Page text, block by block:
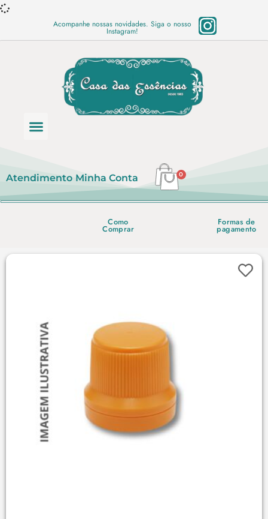
Acompanhe nossas novidades. Siga o nosso
Instagram!
Atendimento Minha Conta 0
Como
Comprar
Formas de
pagamento